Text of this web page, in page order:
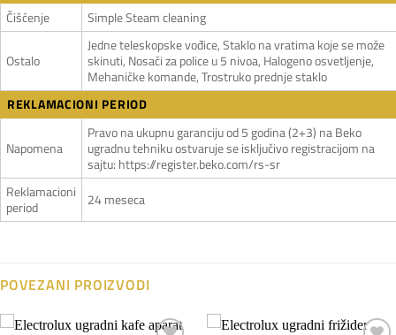
Čišćenje
Simple Steam cleaning
Ostalo
Jedne teleskopske vođice, Staklo na vratima koje se može
skinuti, Nosači za police u 5 nivoa, Halogeno osvetljenje,
Mehaničke komande, Trostruko prednje staklo
REKLAMACIONI PERIOD
Napomena
Pravo na ukupnu garanciju od 5 godina (2+3) na Beko
ugradnu tehniku ostvaruje se isključivo registracijom na
sajtu: https://register.beko.com/rs-sr
Reklamacioni
period
24 meseca
POVEZANI PROIZVODI